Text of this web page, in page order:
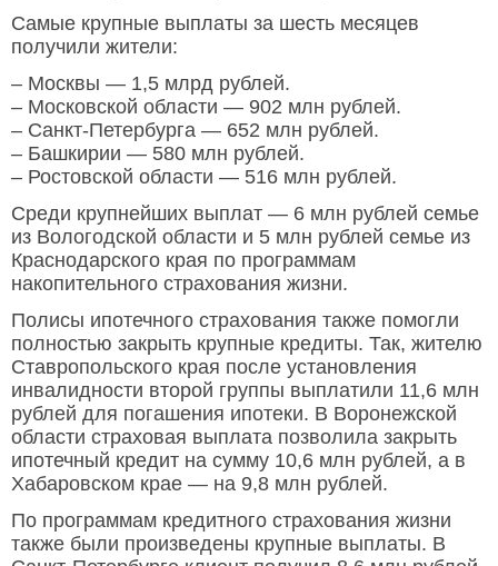
Самые крупные выплаты за шесть месяцев
получили жители:
– Москвы — 1,5 млрд рублей.
– Московской области — 902 млн рублей.
– Санкт-Петербурга — 652 млн рублей.
– Башкирии — 580 млн рублей.
– Ростовской области — 516 млн рублей.
Среди крупнейших выплат — 6 млн рублей семье
из Вологодской области и 5 млн рублей семье из
Краснодарского края по программам
накопительного страхования жизни.
Полисы ипотечного страхования также помогли
полностью закрыть крупные кредиты. Так, жителю
Ставропольского края после установления
инвалидности второй группы выплатили 11,6 млн
рублей для погашения ипотеки. В Воронежской
области страховая выплата позволила закрыть
ипотечный кредит на сумму 10,6 млн рублей, а в
Хабаровском крае — на 9,8 млн рублей.
По программам кредитного страхования жизни
также были произведены крупные выплаты. В